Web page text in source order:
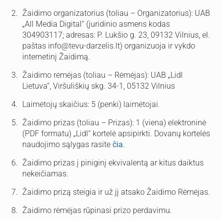
Žaidimo organizatorius (toliau – Organizatorius): UAB
„All Media Digital“ (juridinio asmens kodas
304903117; adresas: P. Lukšio g. 23, 09132 Vilnius, el.
paštas info@tevu-darzelis.lt) organizuoja ir vykdo
internetinį Žaidimą.
Žaidimo rėmėjas (toliau – Rėmėjas): UAB „Lidl
Lietuva“, Viršuliškių skg. 34-1, 05132 Vilnius
Laimėtojų skaičius: 5 (penki) laimėtojai.
Žaidimo prizas (toliau – Prizas): 1 (viena) elektroninė
(PDF formatu) „Lidl“ kortelė apsipirkti. Dovanų kortelės
naudojimo sąlygas rasite čia.
Žaidimo prizas į piniginį ekvivalentą ar kitus daiktus
nekeičiamas.
Žaidimo prizą steigia ir už jį atsako Žaidimo Rėmėjas.
Žaidimo rėmėjas rūpinasi prizo perdavimu.